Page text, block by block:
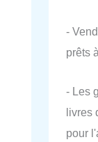
-
prêts
- Les
livres
pour